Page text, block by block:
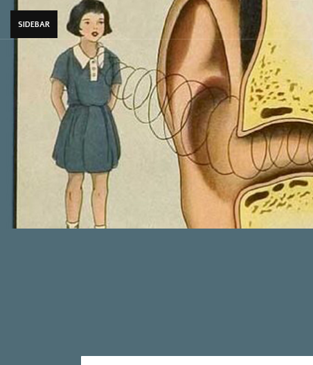
SIDEBAR